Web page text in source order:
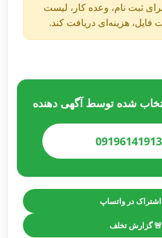
ثبت نام، وعده کار، لیست
فایل، هزینه‌ای دریافت کند.
شده توسط آگهی دهنده
اشتراک در واتساپ
🚨 گزارش تخلف